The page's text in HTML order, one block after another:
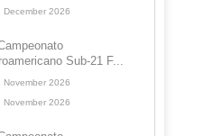
December 2026
Sub-21 F...
November 2026
November 2026